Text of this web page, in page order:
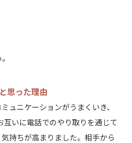
思った理由
ュニケーションがうまくいき、
互いに電話でのやり取りを通じて
持ちが高まりました。相手から